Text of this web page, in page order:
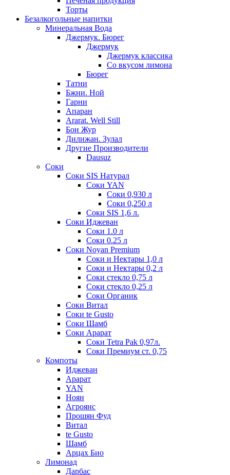
Торты
Безалкогольные напитки
Минеральная Вода
Джермук. Бюрег
Джермук
Джермук классика
Со вкусом лимона
Бюрег
Татни
Бжни. Ной
Гарни
Апаран
Ararat. Well Still
Бон Жур
Дилижан. Зулал
Другие Производители
Dausuz
Соки
Соки SIS Натурал
Соки YAN
Соки 0,930 л
Соки 0,250 л
Соки SIS 1,6 л.
Соки Иджеван
Соки 1.0 л
Соки 0.25 л
Соки Noyan Premium
Соки и Нектары 1,0 л
Соки и Нектары 0,2 л
Соки стекло 0,75 л
Соки стекло 0,25 л
Соки Органик
Соки Витал
Соки te Gusto
Соки Шамб
Соки Арарат
Соки Tetra Pak 0,97л.
Соки Премиум ст. 0,75
Компоты
Иджеван
Арарат
YAN
Ноян
Агроянс
Прошян Фуд
Витал
te Gusto
Шамб
Арцах Био
Лимонад
Дарбас